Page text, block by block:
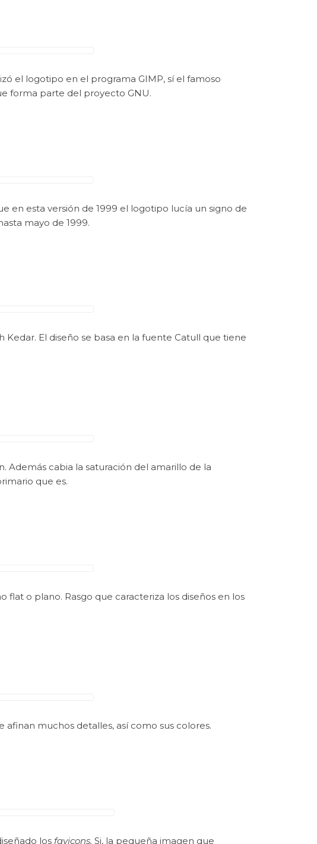
el logotipo en el programa GIMP, sí el famoso
forma parte del proyecto GNU.
en esta versión de 1999 el logotipo lucía un signo de
mayo de 1999.
El diseño se basa en la fuente Catull que tiene
Además cabia la saturación del amarillo de la
que es.
flat o plano. Rasgo que caracteriza los diseños en los
muchos detalles, así como sus colores.
los favicons. Si, la pequeña imagen que